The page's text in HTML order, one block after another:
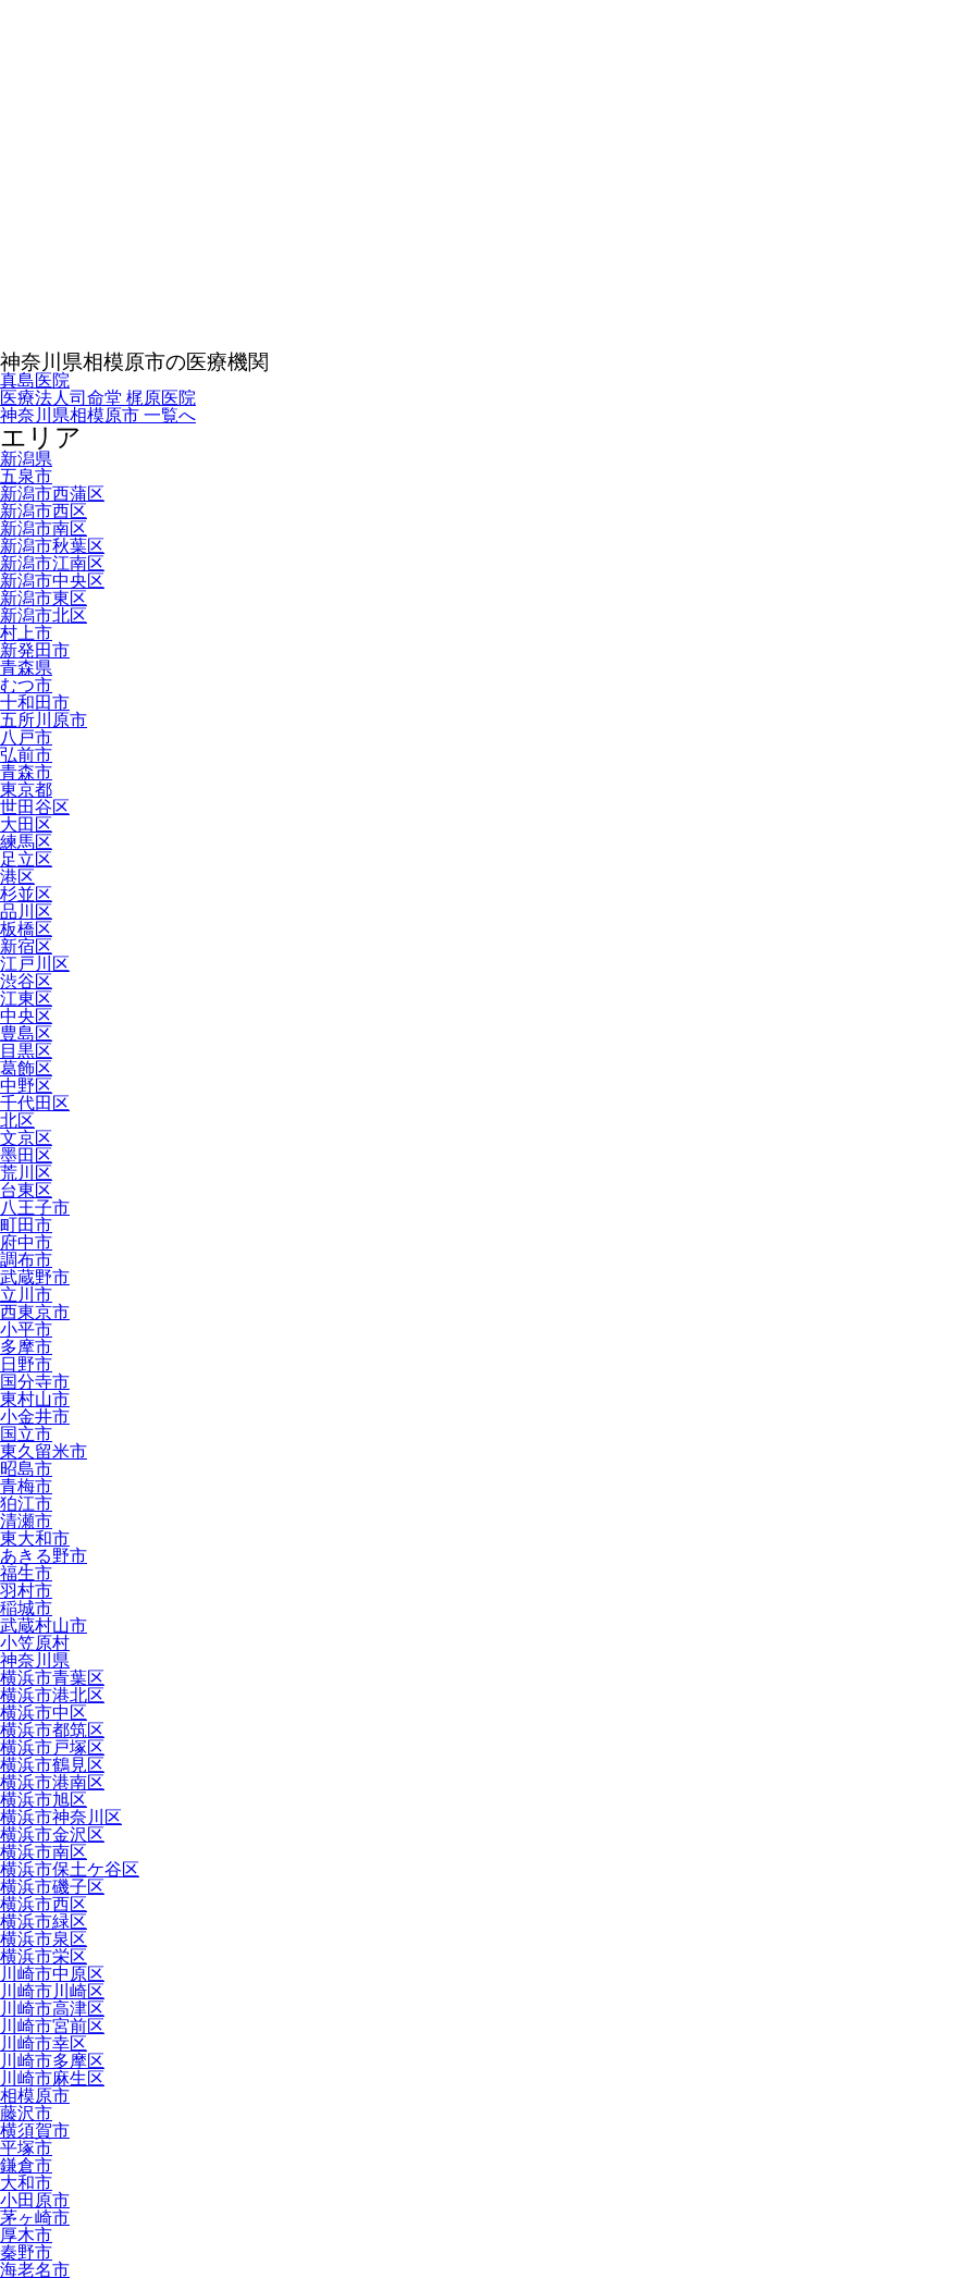
神奈川県相模原市の医療機関
真島医院
医療法人司命堂 梶原医院
神奈川県相模原市 一覧へ
エリア
新潟県
五泉市
新潟市西蒲区
新潟市西区
新潟市南区
新潟市秋葉区
新潟市江南区
新潟市中央区
新潟市東区
新潟市北区
村上市
新発田市
青森県
むつ市
十和田市
五所川原市
八戸市
弘前市
青森市
東京都
世田谷区
大田区
練馬区
足立区
港区
杉並区
品川区
板橋区
新宿区
江戸川区
渋谷区
江東区
中央区
豊島区
目黒区
葛飾区
中野区
千代田区
北区
文京区
墨田区
荒川区
台東区
八王子市
町田市
府中市
調布市
武蔵野市
立川市
西東京市
小平市
多摩市
日野市
国分寺市
東村山市
小金井市
国立市
東久留米市
昭島市
青梅市
狛江市
清瀬市
東大和市
あきる野市
福生市
羽村市
稲城市
武蔵村山市
小笠原村
神奈川県
横浜市青葉区
横浜市港北区
横浜市中区
横浜市都筑区
横浜市戸塚区
横浜市鶴見区
横浜市港南区
横浜市旭区
横浜市神奈川区
横浜市金沢区
横浜市南区
横浜市保土ケ谷区
横浜市磯子区
横浜市西区
横浜市緑区
横浜市泉区
横浜市栄区
川崎市中原区
川崎市川崎区
川崎市高津区
川崎市宮前区
川崎市幸区
川崎市多摩区
川崎市麻生区
相模原市
藤沢市
横須賀市
平塚市
鎌倉市
大和市
小田原市
茅ヶ崎市
厚木市
秦野市
海老名市